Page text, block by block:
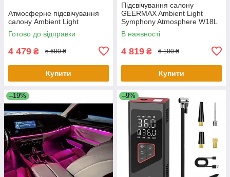
Атмосферне підсвічування
салону Ambient Light
Готово до відправки
4 479 ₴ 5 680 ₴
Купити
Підсвічування салону
GEERMAX Ambient Light
Symphony Atmosphere W18L
В наявності
4 819 ₴ 6 100 ₴
Купити
–19% –9%